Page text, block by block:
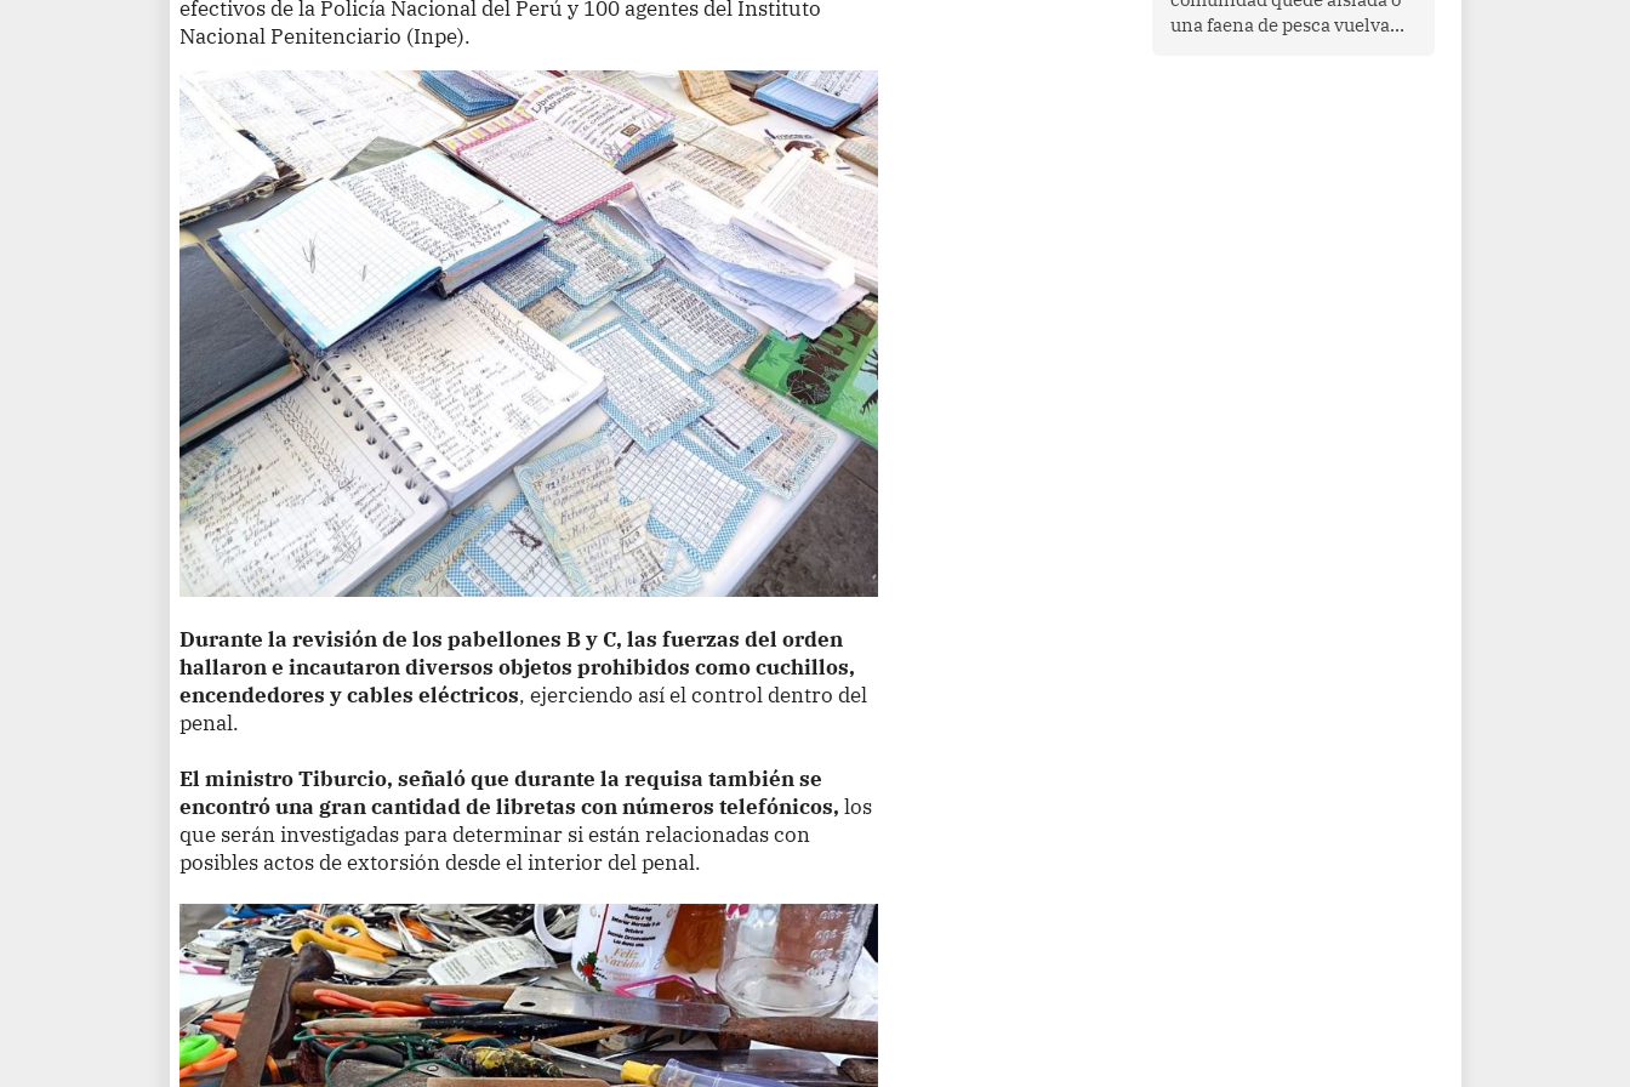
efectivos de la Policía Nacional del Perú y 100 agentes del Instituto
Nacional Penitenciario (Inpe).
Durante la revisión de los pabellones B y C, las fuerzas del orden
hallaron e incautaron diversos objetos prohibidos como cuchillos,
encendedores y cables eléctricos, ejerciendo así el control dentro del
penal.
El ministro Tiburcio, señaló que durante la requisa también se
encontró una gran cantidad de libretas con números telefónicos, los
que serán investigadas para determinar si están relacionadas con
posibles actos de extorsión desde el interior del penal.
una faena de pesca vuelva